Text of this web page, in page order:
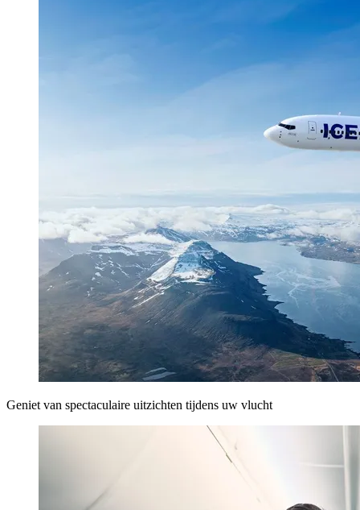
Geniet van spectaculaire uitzichten tijdens uw vlucht